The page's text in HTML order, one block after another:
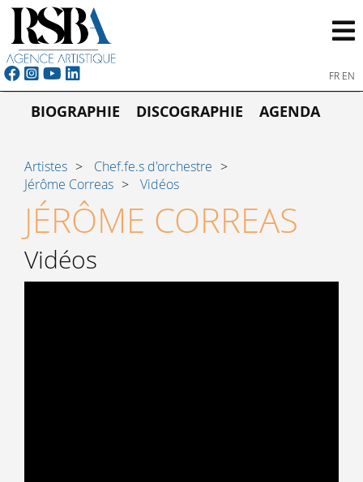
FR EN
BIOGRAPHIE DISCOGRAPHIE AGENDA
Artistes
Chef.fe.s d'orchestre
Jérôme Correas
Vidéos
JÉRÔME CORREAS
Vidéos